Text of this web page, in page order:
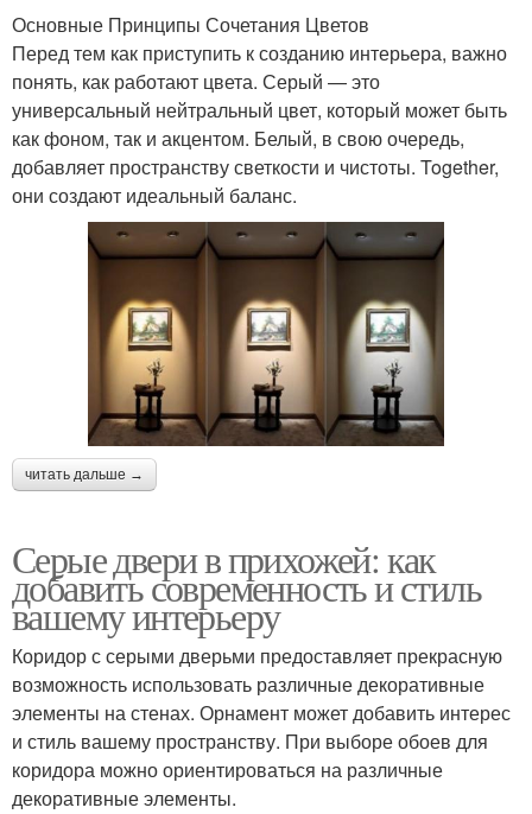
Основные Принципы Сочетания Цветов
Перед тем как приступить к созданию интерьера, важно
понять, как работают цвета. Серый — это
универсальный нейтральный цвет, который может быть
как фоном, так и акцентом. Белый, в свою очередь,
добавляет пространству светкости и чистоты. Together,
они создают идеальный баланс.
читать дальше →
Серые двери в прихожей: как
добавить современность и стиль
вашему интерьеру
Коридор с серыми дверьми предоставляет прекрасную
возможность использовать различные декоративные
элементы на стенах. Орнамент может добавить интерес
и стиль вашему пространству. При выборе обоев для
коридора можно ориентироваться на различные
декоративные элементы.